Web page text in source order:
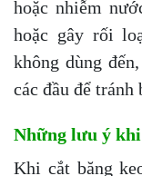
hoặc nhiễm
hoặc gây rối
không dùng
các đầu để
Những lưu ý
Khi cắt băng